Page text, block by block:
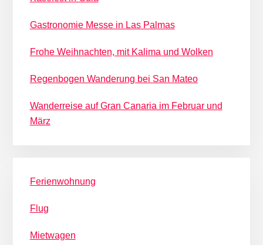
Gastronomie Messe in Las Palmas
Frohe Weihnachten, mit Kalima und Wolken
Regenbogen Wanderung bei San Mateo
Wanderreise auf Gran Canaria im Februar und
März
Ferienwohnung
Flug
Mietwagen